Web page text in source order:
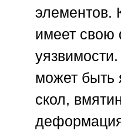
элементов.
имеет свою
может
скол,